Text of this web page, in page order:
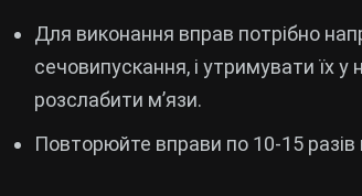
Для виконання вправ потрібно
сечовипускання, і утримувати їх
розслабити м’язи.
Повторюйте вправи по 10-15 разів